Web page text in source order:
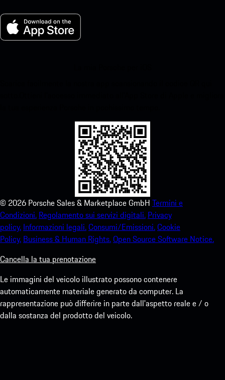
© 2026 Porsche Sales & Marketplace GmbH Termini e
Condizioni. Regolamento sui servizi digitali. Privacy
policy. Informazioni legali.Consumi/Emissioni.Cookie
Policy. Business & Human Rights.Open Source Software Notice.
Cancella la tua prenotazione
Le immagini del veicolo illustrato possono contenere
automaticamente materiale generato da computer. La
rappresentazione può differire in parte dall'aspetto reale e / o
dalla sostanza del prodotto del veicolo.